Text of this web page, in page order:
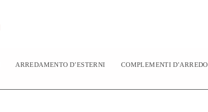
ARREDAMENTO D’ESTERNI COMPLEMENTI D’ARREDO